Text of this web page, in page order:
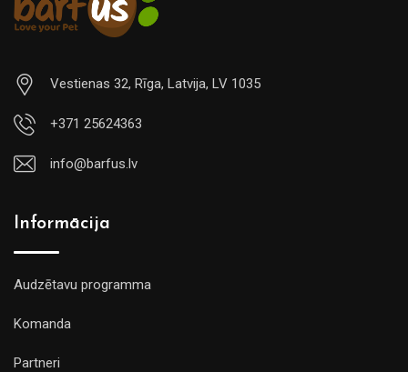
Vestienas 32, Rīga, Latvija, LV 1035
+371 25624363
info@barfus.lv
Informācija
Audzētavu programma
Komanda
Partneri